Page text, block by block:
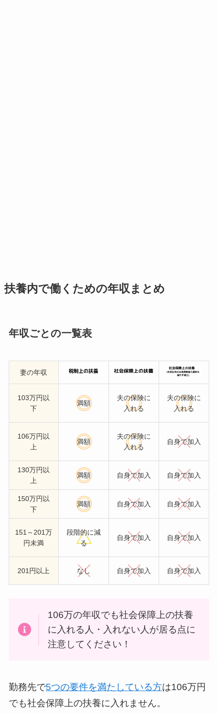
扶養内で働くための年収まとめ
年収ごとの一覧表
妻の年収
103万円以
下
満額
夫の保険に
入れる
夫の保険に
入れる
106万円以
上
満額
夫の保険に
入れる
自身で加入
130万円以
上
満額 自身で加入 自身で加入
150万円以
下
満額 自身で加入 自身で加入
151～201万
円未満
段階的に減
る
自身で加入 自身で加入
201円以上 なし 自身で加入 自身で加入
106万の年収でも社会保障上の扶養
に入れる人・入れない人が居る点に
注意してください！
勤務先で5つの要件を満たしている方は106万円
でも社会保障上の扶養に入れません。